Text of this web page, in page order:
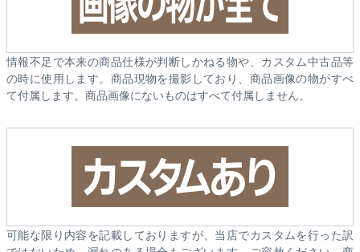
情報不足で本来の商品仕様が判断しかねる物や、カスタム中古品等
の時に使用します。商品現物を撮影しており、商品画像の物がすべ
て付属します。商品画像にないものはすべて付属しません。
可能な限り内容を記載しておりますが、当店でカスタムを行った訳